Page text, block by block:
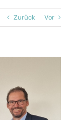
Zurück Vor